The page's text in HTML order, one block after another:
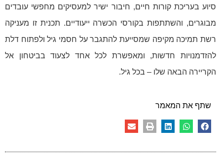
סיוע בעריכת קורות חיים, חיבור ישיר למעסיקים מחפשי עובדים
מבוגרים, והשתתפות בקורסי הכשרה ייעודיים. תכנית זו מעניקה
רשת תמיכה מקיפה שמסייעת להתגבר על חסמי גיל ולפתוח דלת
להזדמנויות חדשות, ומאפשרת לכל אחד לצעוד בביטחון אל
הקריירה הבאה שלו – בכל גיל.
שתף את המאמר